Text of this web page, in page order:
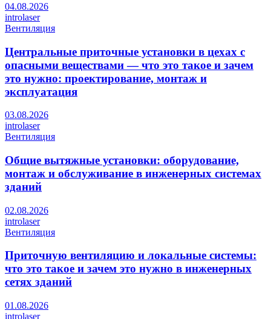
04.08.2026
introlaser
Вентиляция
Центральные приточные установки в цехах с
опасными веществами — что это такое и зачем
это нужно: проектирование, монтаж и
эксплуатация
03.08.2026
introlaser
Вентиляция
Общие вытяжные установки: оборудование,
монтаж и обслуживание в инженерных системах
зданий
02.08.2026
introlaser
Вентиляция
Приточную вентиляцию и локальные системы:
что это такое и зачем это нужно в инженерных
сетях зданий
01.08.2026
introlaser